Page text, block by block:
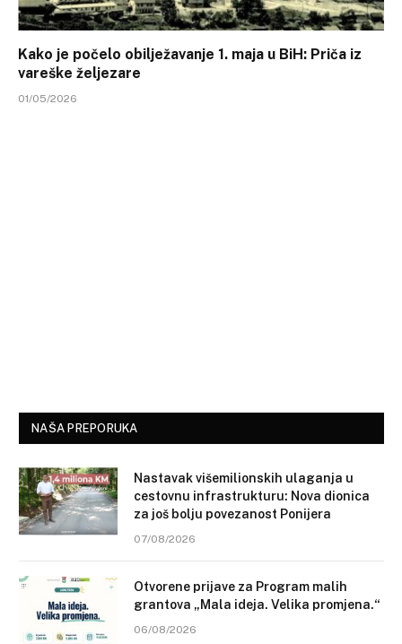
Kako je počelo obilježavanje 1. maja u BiH: Priča iz
vareške željezare
01/05/2026
NAŠA PREPORUKA
Nastavak višemilionskih ulaganja u
cestovnu infrastrukturu: Nova dionica
za još bolju povezanost Ponijera
07/08/2026
Otvorene prijave za Program malih
grantova „Mala ideja. Velika promjena.“
06/08/2026